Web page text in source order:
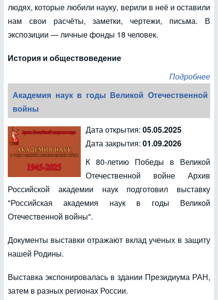
людях, которые любили науку, верили в неё и оставили
нам свои расчёты, заметки, чертежи, письма. В
экспозиции — личные фонды 18 человек.
История и обществоведение
Подробнее
Академия наук в годы Великой Отечественной
войны
Дата открытия: 05.05.2025
Дата закрытия: 01.09.2026
К 80-летию Победы в Великой
Отечественной войне Архив
Российской академии наук подготовил выставку
"Российская академия наук в годы Великой
Отечественной войны".
Документы выставки отражают вклад ученых в защиту
нашей Родины.
Выставка экспонировалась в здании Президиума РАН,
затем в разных регионах России.